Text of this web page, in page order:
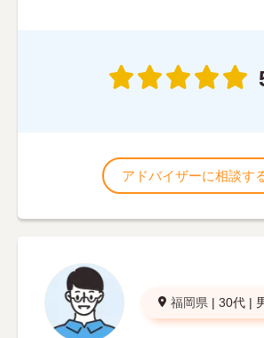
アドバイザーに相談す
福岡県 | 30代 |